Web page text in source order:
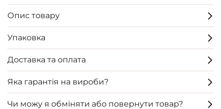
Опис товару
Упаковка
Доставка та оплата
Яка гарантія на вироби?
Чи можу я обміняти або повернути товар?